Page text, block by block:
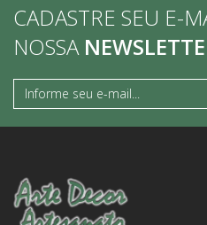
CADASTRE SEU E-
NOSSA